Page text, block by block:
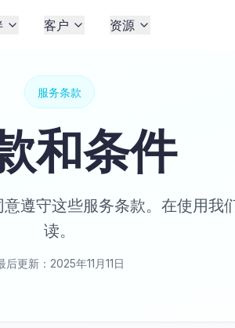
客户 资源
服务条款
和条件
遵守这些服务条款。在使用我
读。
后更新：2025年11月11日